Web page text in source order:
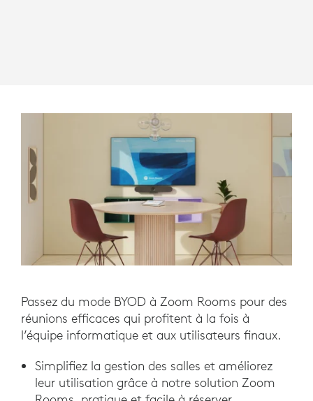
Passez du mode BYOD à Zoom Rooms pour des
réunions efficaces qui profitent à la fois à
l’équipe informatique et aux utilisateurs finaux.
Simplifiez la gestion des salles et améliorez
leur utilisation grâce à notre solution Zoom